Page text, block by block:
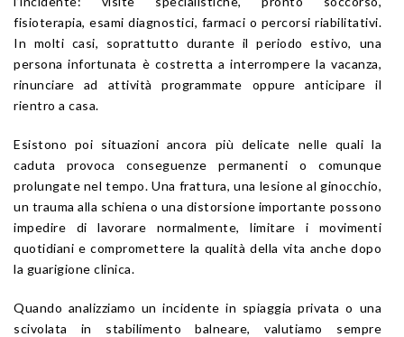
fisioterapia, esami diagnostici, farmaci o percorsi riabilitativi.
In molti casi, soprattutto durante il periodo estivo, una
persona infortunata è costretta a interrompere la vacanza,
rinunciare ad attività programmate oppure anticipare il
rientro a casa.
Esistono poi situazioni ancora più delicate nelle quali la
caduta provoca conseguenze permanenti o comunque
prolungate nel tempo. Una frattura, una lesione al ginocchio,
un trauma alla schiena o una distorsione importante possono
impedire di lavorare normalmente, limitare i movimenti
quotidiani e compromettere la qualità della vita anche dopo
la guarigione clinica.
Quando analizziamo un incidente in spiaggia privata o una
scivolata in stabilimento balneare, valutiamo sempre